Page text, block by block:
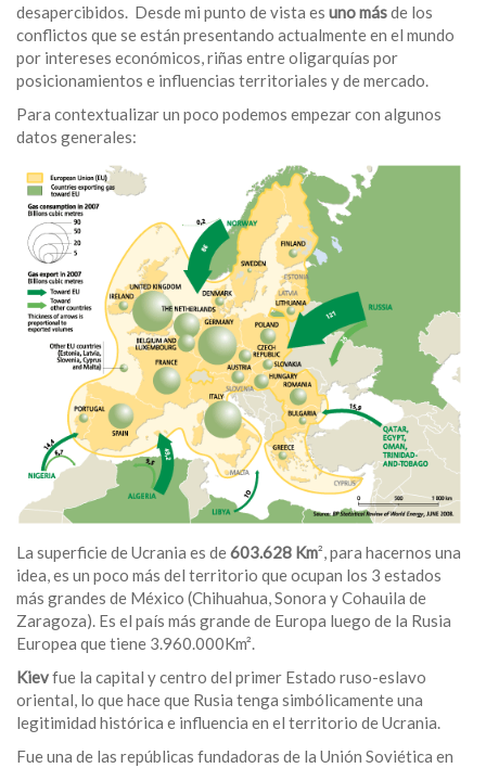
desapercibidos. Desde mi punto de vista es uno másde los
conflictos que se están presentando actualmente en el mundo
por intereses económicos, riñas entre oligarquías por
posicionamientos e influencias territoriales y de mercado.
Para contextualizar un poco podemos empezar con algunos
datos generales:
La superficie de Ucrania es de603.628 Km², para hacernos una
idea, es un poco más del territorio que ocupan los 3 estados
más grandes de México (Chihuahua, Sonora y Cohauila de
Zaragoza). Es el país más grande de Europa luego de la Rusia
Europea que tiene 3.960.000Km².
Kievfue la capital y centro del primer Estado ruso-eslavo
oriental, lo que hace que Rusia tenga simbólicamente una
legitimidad histórica e influencia en el territorio de Ucrania.
Fue una de las repúblicas fundadoras de la Unión Soviética en